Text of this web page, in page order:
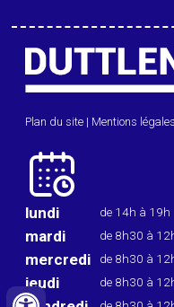
Plan du site | Mentions légales
lundi de 14h à 19h
mardi de 8h30 à
mercredi de 8h30 à
jeudi de 8h30 à